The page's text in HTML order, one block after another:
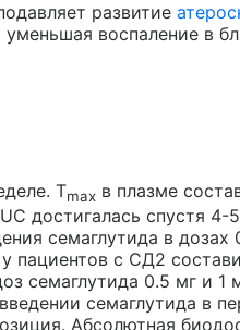
развитие
воспаление в
Tmax в плазме
достигалась спустя 4-
семаглутида в дозах
пациентов с СД2
семаглутида 0.5 мг и 1
семаглутида в
Абсолютная